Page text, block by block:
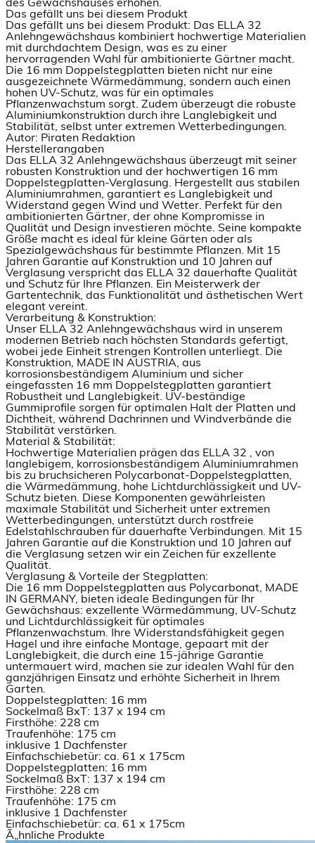
Das gefällt uns bei diesem Produkt
Das gefällt uns bei diesem Produkt: Das ELLA 32
Anlehngewächshaus kombiniert hochwertige Materialien
mit durchdachtem Design, was es zu einer
hervorragenden Wahl für ambitionierte Gärtner macht.
Die 16 mm Doppelstegplatten bieten nicht nur eine
ausgezeichnete Wärmedämmung, sondern auch einen
hohen UV-Schutz, was für ein optimales
Pflanzenwachstum sorgt. Zudem überzeugt die robuste
Aluminiumkonstruktion durch ihre Langlebigkeit und
Stabilität, selbst unter extremen Wetterbedingungen.
Autor: Piraten Redaktion
Herstellerangaben
Das ELLA 32 Anlehngewächshaus überzeugt mit seiner
robusten Konstruktion und der hochwertigen 16 mm
Doppelstegplatten-Verglasung. Hergestellt aus stabilen
Aluminiumrahmen, garantiert es Langlebigkeit und
Widerstand gegen Wind und Wetter. Perfekt für den
ambitionierten Gärtner, der ohne Kompromisse in
Qualität und Design investieren möchte. Seine kompakte
Größe macht es ideal für kleine Gärten oder als
Spezialgewächshaus für bestimmte Pflanzen. Mit 15
Jahren Garantie auf Konstruktion und 10 Jahren auf
Verglasung verspricht das ELLA 32 dauerhafte Qualität
und Schutz für Ihre Pflanzen. Ein Meisterwerk der
Gartentechnik, das Funktionalität und ästhetischen Wert
elegant vereint.
Verarbeitung & Konstruktion:
Unser ELLA 32 Anlehngewächshaus wird in unserem
modernen Betrieb nach höchsten Standards gefertigt,
wobei jede Einheit strengen Kontrollen unterliegt. Die
Konstruktion, MADE IN AUSTRIA, aus
korrosionsbeständigem Aluminium und sicher
eingefassten 16 mm Doppelstegplatten garantiert
Robustheit und Langlebigkeit. UV-beständige
Gummiprofile sorgen für optimalen Halt der Platten und
Dichtheit, während Dachrinnen und Windverbände die
Stabilität verstärken.
Material & Stabilität:
Hochwertige Materialien prägen das ELLA 32 , von
langlebigem, korrosionsbeständigem Aluminiumrahmen
bis zu bruchsicheren Polycarbonat-Doppelstegplatten,
die Wärmedämmung, hohe Lichtdurchlässigkeit und UV-
Schutz bieten. Diese Komponenten gewährleisten
maximale Stabilität und Sicherheit unter extremen
Wetterbedingungen, unterstützt durch rostfreie
Edelstahlschrauben für dauerhafte Verbindungen. Mit 15
Jahren Garantie auf die Konstruktion und 10 Jahren auf
die Verglasung setzen wir ein Zeichen für exzellente
Qualität.
Verglasung & Vorteile der Stegplatten:
Die 16 mm Doppelstegplatten aus Polycarbonat, MADE
IN GERMANY, bieten ideale Bedingungen für Ihr
Gewächshaus: exzellente Wärmedämmung, UV-Schutz
und Lichtdurchlässigkeit für optimales
Pflanzenwachstum. Ihre Widerstandsfähigkeit gegen
Hagel und ihre einfache Montage, gepaart mit der
Langlebigkeit, die durch eine 15-jährige Garantie
untermauert wird, machen sie zur idealen Wahl für den
ganzjährigen Einsatz und erhöhte Sicherheit in Ihrem
Garten.
Doppelstegplatten: 16 mm
Sockelmaß BxT: 137 x 194 cm
Firsthöhe: 228 cm
Traufenhöhe: 175 cm
inklusive 1 Dachfenster
Einfachschiebetür: ca. 61 x 175cm
Doppelstegplatten: 16 mm
Sockelmaß BxT: 137 x 194 cm
Firsthöhe: 228 cm
Traufenhöhe: 175 cm
inklusive 1 Dachfenster
Einfachschiebetür: ca. 61 x 175cm
Ã„hnliche Produkte